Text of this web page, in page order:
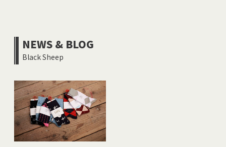
NEWS & BLOG
Black Sheep